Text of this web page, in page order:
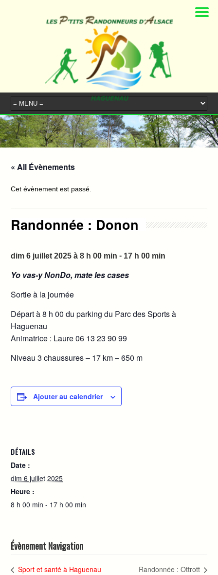
« All Évènements
Cet évènement est passé.
Randonnée : Donon
dim 6 juillet 2025 à 8 h 00 min - 17 h 00 min
Yo vas-y NonDo, mate les cases
Sortie à la journée
Départ à 8 h 00 du parking du Parc des Sports à
Haguenau
Animatrice : Laure 06 13 23 90 99
Niveau 3 chaussures – 17 km – 650 m
Ajouter au calendrier
DÉTAILS
Date :
dim 6 juillet 2025
Heure :
8 h 00 min - 17 h 00 min
Évènement Navigation
Sport et santé à Haguenau Randonnée : Ottrott